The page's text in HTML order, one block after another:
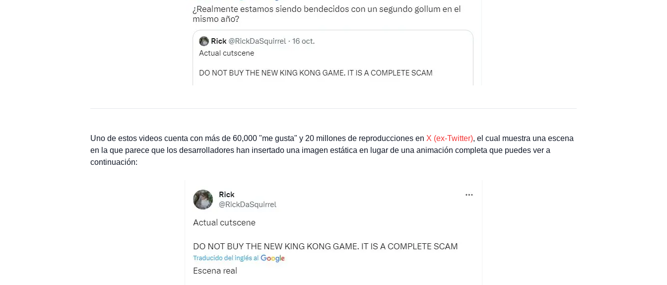
Uno de estos videos cuenta con más de 60,000 "me gusta" y 20 millones de reproducciones en X (ex-Twitter), el cual muestra una escena
en la que parece que los desarrolladores han insertado una imagen estática en lugar de una animación completa que puedes ver a
continuación: